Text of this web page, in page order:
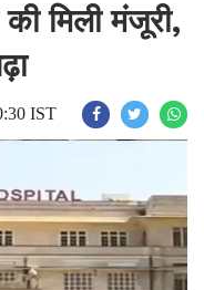
मिली मंजूरी,
IST